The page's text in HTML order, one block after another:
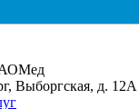
Выборгская, д. 12А